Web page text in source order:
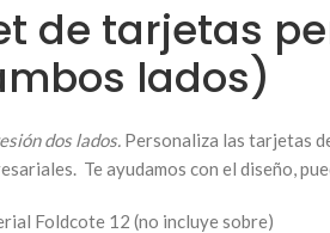
de tarjetas
lados)
dos lados. Personaliza las tarjetas
Te ayudamos con el diseño,
Foldcote 12 (no incluye sobre)